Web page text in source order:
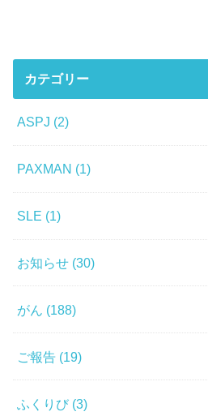
カテゴリー
ASPJ (2)
PAXMAN (1)
SLE (1)
お知らせ (30)
がん (188)
ご報告 (19)
ふくりび (3)